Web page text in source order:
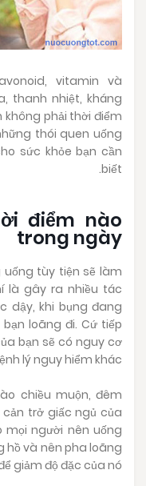
vitamin và
thanh nhiệt, kháng
không phải thời điểm
thói quen uống
sức khỏe bạn cần
biết.
điểm nào
trong ngày
tùy tiện sẽ làm
là gây ra nhiều tác
dậy, khi bụng đang
loãng đi. Cứ tiếp
bạn sẽ có nguy cơ
lý nguy hiểm khác.
chiều muộn, đêm
trở giấc ngủ của
mọi người nên uống
hồ và nên pha loãng
giảm độ đặc của nó.